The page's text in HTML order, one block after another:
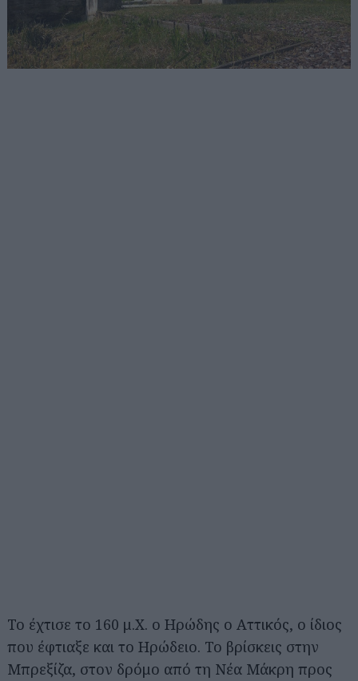
Το έχτισε το 160 μ.Χ. ο Ηρώδης ο Aττικός, ο ίδιος
που έφτιαξε και το Ηρώδειο. Το βρίσκεις στην
Μπρεξίζα, στον δρόμο από τη Νέα Μάκρη προς